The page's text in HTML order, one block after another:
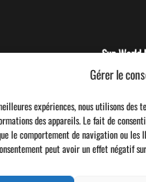
Gérer le
expériences, nous utilisons des
des appareils. Le fait de
le comportement de navigation ou les
peut avoir un effet négatif
Sup World
Visa